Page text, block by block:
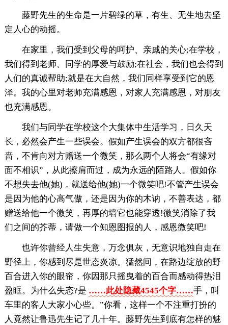
藤野先生的生命是一片碧绿的草，有生、无生地去坚
定人心的动摇。
在家里，我们受到父母的呵护、亲戚的关心;在学校，
我们得到老师、同学的厚爱与鼓励;在社会，我们也会得到
人们的真诚帮助;就是在大自然，我们同样享受到它的恩
泽。我的心里对老师充满感恩，对家人充满感恩，对朋友
也充满感恩。
我们与同学在学校这个大集体中生活学习，日久天
长，必然会产生一些误会。假如产生误会的双方都很吝
啬，不肯向对方赠送一个微笑，那么两个人将会“有缘对
面不相识”，从此擦肩而过，成为永远的陌路人。假如你
不想失去他(她)，就送给他(她)一个微笑吧!不管产生误会
是因为他的心高气傲，还是因为你的木讷，不善表达，都
赠送给他一个微笑，再厚的墙它也能穿透!微笑消除了我
们之间的芥蒂，请做一个知恩图报的人，感恩微笑吧!
也许你曾经人生失意，万念俱灰，无意识地独自走在
野径上，你感到尽是世态炎凉。猛然间，在路边绽放的野
百合进入你的眼帘，你因那只摇曳着的百合而感动得热泪
盈眶。为什么失态?是 ……此处隐藏4545个字……手，叫
车里的客人大家小心些。”你看，这样一个不注重打扮的
人竟然让鲁迅先生记了几十年。藤野先生到底有怎样的魅